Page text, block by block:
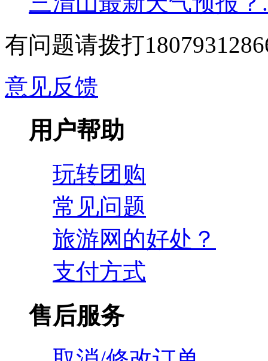
有问题请拨打
意见反馈
用户帮助
玩转团购
常见问题
旅游网的好处？
支付方式
售后服务